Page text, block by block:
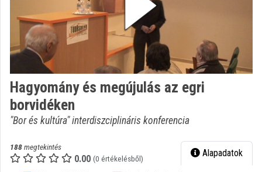
KÖNYVTÁR
LEVÉLTÁR
Intézményi kezdőlap
Bejelentkezés
Intézményi felfedezés
Kategóriák
Hagyomány és megújulás az egri
borvidéken
"Bor és kultúra" interdiszciplináris konferencia
188megtekintés
0.00 (0 értékelésből) Alapadatok